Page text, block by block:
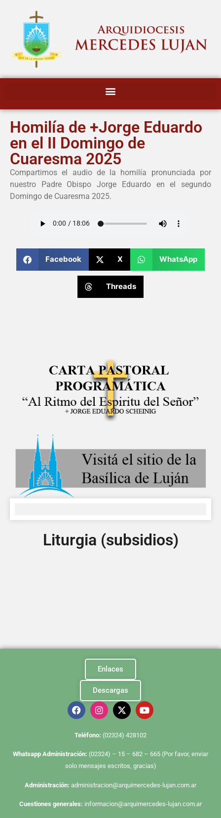
Homilía de +Jorge Eduardo
en el II Domingo de
Cuaresma 2025
Compartimos el audio de la homilía pronunciada por
nuestro Padre Obispo Jorge Eduardo en el segundo
Domingo de Cuaresma 2025.
Facebook X WhatsApp
Threads
Liturgia (subsidios)
Enlaces
Descargas
Te léfono: (02324) 428102
Whatsapp Administración: (02324) – 15 – 682 – 665 (Por favor, enviar
solo mensajes escritos, gracias)
Administración: administracion@arquimercedes-lujan.com.ar
Cuestiones generales: informacion@arquimercedes-lujan.com.ar